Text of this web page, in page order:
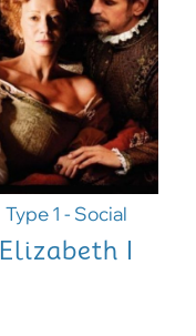
Type 1 - Social
Elizabeth I